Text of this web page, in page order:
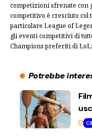
competizioni sfrenate con
competitivo è cresciuto col
particolare League of
gli eventi competitivi di
Champions preferiti di
Potrebbe